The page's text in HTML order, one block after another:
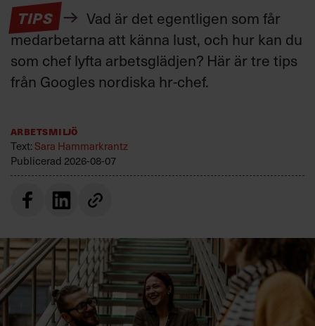
TIPS
Vad är det egentligen som får
medarbetarna att känna lust, och hur kan du
som chef lyfta arbetsglädjen? Här är tre tips
från Googles nordiska hr-chef.
Arbetsmiljö
Text:Sara Hammarkrantz
Publicerad 2026-08-07